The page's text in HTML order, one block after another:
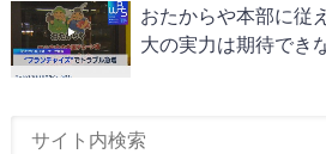
おたからや本部に
大の実力は期待でき